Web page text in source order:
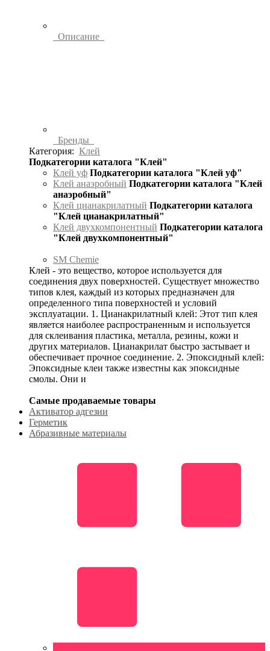
Описание
Бренды
Категория: Клей
Подкатегории каталога "Клей"
Клей уф Подкатегории каталога "Клей уф"
Клей анаэробный Подкатегории каталога "Клей
анаэробный"
Клей цианакрилатный Подкатегории каталога
"Клей цианакрилатный"
Клей двухкомпонентный Подкатегории каталога
"Клей двухкомпонентный"
SM Chemie
Клей - это вещество, которое используется для
соединения двух поверхностей. Существует множество
типов клея, каждый из которых предназначен для
определенного типа поверхностей и условий
эксплуатации. 1. Цианакрилатный клей: Этот тип клея
является наиболее распространенным и используется
для склеивания пластика, металла, резины, кожи и
других материалов. Цианакрилат быстро застывает и
обеспечивает прочное соединение. 2. Эпоксидный клей:
Эпоксидные клеи также известны как эпоксидные
смолы. Они и
Самые продаваемые товары
Активатор адгезии
Герметик
Абразивные материалы